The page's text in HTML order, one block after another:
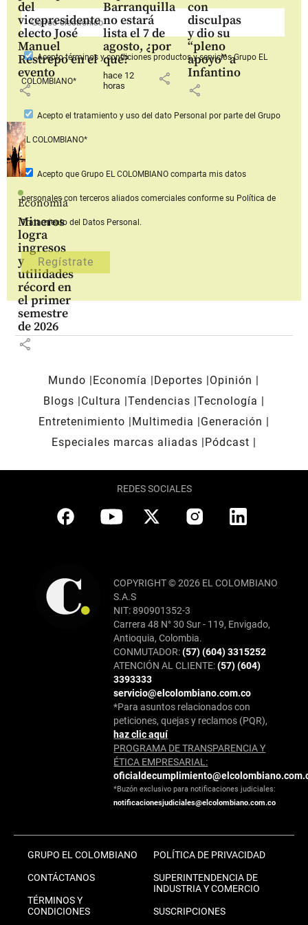
del
vicepresidente
electo José
Manuel
Restrepo en el
evento
share
Barranquilla
no estará
lista el 7 de
agosto, ¿por
qué?
hace 12
horas
share
con
disculpas
y dio su
“pleno
apoyo” a
Infantino
share
Economía
Mineros
logra
ingresos
y
utilidades
récord en
el primer
semestre
de 2026
share
Aceptotérminos y condiciones productos y serviciosGrupo EL
COLOMBIANO*
Acepto el tratamiento y uso del dato Personal por parte del Grupo
EL COLOMBIANO*
Acepto que Grupo EL COLOMBIANOcomparta mis datos
personales con terceros aliados comerciales conforme su Política de
Tratamiento del Datos Personal.
Mundo Economía Deportes
Opinión
Blogs
Cultura Tendencias Tecnología
Entretenimiento
Multimedia
Generación
Especiales marcas aliadas
Pódcast
REDES SOCIALES
COPYRIGHT © 2026 EL COLOMBIANO
S.A.S
NIT: 890901352-3
Carrera 48 N° 30 Sur - 119, Envigado,
Antioquia, Colombia.
CONMUTADOR:(57) (604) 3315252
ATENCIÓN AL CLIENTE:(57) (604)
3393333
servicio@elcolombiano.com.co
*Para asuntos relacionados con
peticiones, quejas y reclamos (PQR),
haz clic aquí
PROGRAMA DE TRANSPARENCIA Y
ÉTICA EMPRESARIAL:
*Buzón exclusivo para notificaciones judiciales:
notificacionesjudiciales@elcolombiano.com.co
GRUPO EL COLOMBIANO
CONTÁCTANOS
TÉRMINOS Y
CONDICIONES
POLÍTICA DE PRIVACIDAD
SUPERINTENDENCIA DE
INDUSTRIA Y COMERCIO
SUSCRIPCIONES